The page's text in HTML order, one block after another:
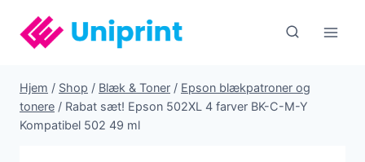
indhold
Hjem / Shop / Blæk & Toner / Epson blækpatroner og
tonere / Rabat sæt! Epson 502XL 4 farver BK-C-M-Y
Kompatibel 502 49 ml